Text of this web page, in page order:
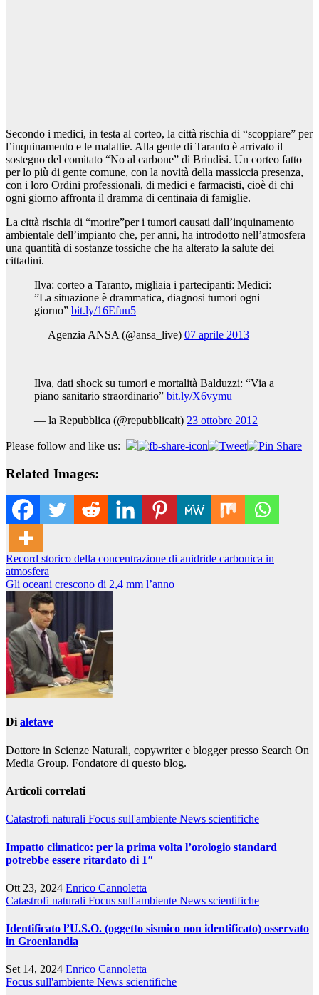
Secondo i medici, in testa al corteo, la città rischia di “scoppiare” per
l’inquinamento e le malattie. Alla gente di Taranto è arrivato il
sostegno del comitato “No al carbone” di Brindisi. Un corteo fatto
per lo più di gente comune, con la novità della massiccia presenza,
con i loro Ordini professionali, di medici e farmacisti, cioè di chi
ogni giorno affronta il dramma di centinaia di famiglie.
La città rischia di “morire”per i tumori causati dall’inquinamento
ambientale dell’impianto che, per anni, ha introdotto nell’atmosfera
una quantità di sostanze tossiche che ha alterato la salute dei
cittadini.
Ilva: corteo a Taranto, migliaia i partecipanti: Medici:
”La situazione è drammatica, diagnosi tumori ogni
giorno” bit.ly/16Efuu5
— Agenzia ANSA (@ansa_live) 07 aprile 2013
Ilva, dati shock su tumori e mortalità Balduzzi: “Via a
piano sanitario straordinario” bit.ly/X6vymu
— la Repubblica (@repubblicait) 23 ottobre 2012
Please follow and like us:
Related Images:
Navigazione
articoli
Record storico della concentrazione di anidride carbonica in
atmosfera
Gli oceani crescono di 2,4 mm l’anno
Dialetave
Dottore in Scienze Naturali, copywriter e blogger presso Search On
Media Group. Fondatore di questo blog.
Articoli correlati
Catastrofi naturali Focus sull'ambiente News scientifiche
Impatto climatico: per la prima volta l’orologio standard
potrebbe essere ritardato di 1″
Ott 23, 2024 Enrico Cannoletta
Catastrofi naturali Focus sull'ambiente News scientifiche
Identificato l’U.S.O. (oggetto sismico non identificato) osservato
in Groenlandia
Set 14, 2024 Enrico Cannoletta
Focus sull'ambiente News scientifiche